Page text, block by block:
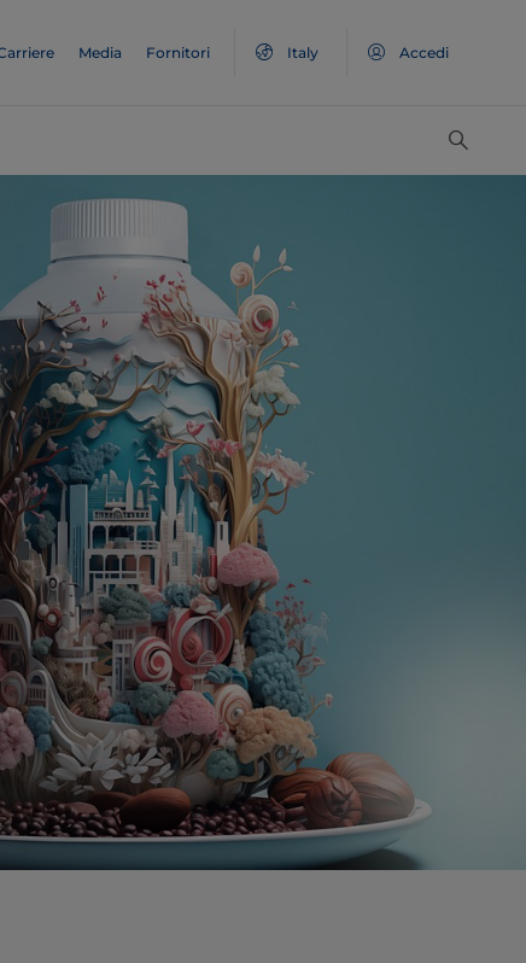
Media Fornitori Italy Accedi